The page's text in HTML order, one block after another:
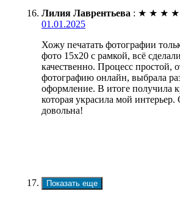
Лилия Лаврентьева : ★ ★ ★ ★
01.01.2025
Хожу печатать фотографии
фото 15х20 с рамкой, всё
качественно. Процесс простой,
фотографию онлайн, выбрала
оформление. В итоге получила
которая украсила мой интерьер.
довольна!
Показать еще